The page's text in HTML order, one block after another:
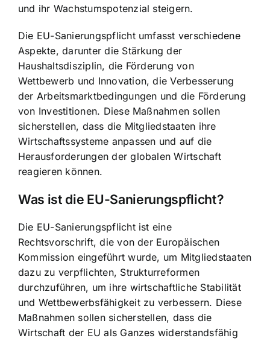
und ihr Wachstumspotenzial steigern.
Die EU-Sanierungspflicht umfasst verschiedene
Aspekte, darunter die Stärkung der
Haushaltsdisziplin, die Förderung von
Wettbewerb und Innovation, die Verbesserung
der Arbeitsmarktbedingungen und die Förderung
von Investitionen. Diese Maßnahmen sollen
sicherstellen, dass die Mitgliedstaaten ihre
Wirtschaftssysteme anpassen und auf die
Herausforderungen der globalen Wirtschaft
reagieren können.
Was ist die EU-Sanierungspflicht?
Die EU-Sanierungspflicht ist eine
Rechtsvorschrift, die von der Europäischen
Kommission eingeführt wurde, um Mitgliedstaaten
dazu zu verpflichten, Strukturreformen
durchzuführen, um ihre wirtschaftliche Stabilität
und Wettbewerbsfähigkeit zu verbessern. Diese
Maßnahmen sollen sicherstellen, dass die
Wirtschaft der EU als Ganzes widerstandsfähig